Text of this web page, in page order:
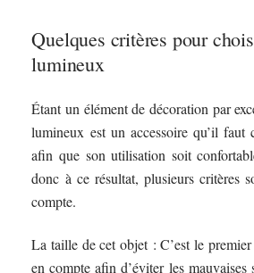
Quelques critères pour
lumineux
Étant un élément de décoration par
lumineux est un accessoire qu’il faut
afin que son utilisation soit
donc à ce résultat, plusieurs critères
compte.
La taille de cet objet : C’est le
en compte afin d’éviter les mauvaises